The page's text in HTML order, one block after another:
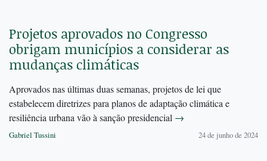
Projetos aprovados no Congresso
obrigam municípios a considerar as
mudanças climáticas
Aprovados nas últimas duas semanas, projetos de lei que
estabelecem diretrizes para planos de adaptação climática e
resiliência urbana vão à sanção presidencial →
Gabriel Tussini 24 de junho de 2024